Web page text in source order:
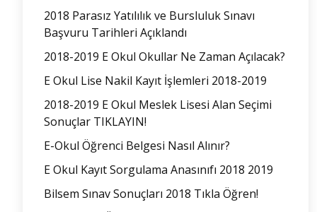
2018 Parasız Yatılılık ve Bursluluk Sınavı
Başvuru Tarihleri Açıklandı
2018-2019 E Okul Okullar Ne Zaman Açılacak?
E Okul Lise Nakil Kayıt İşlemleri 2018-2019
2018-2019 E Okul Meslek Lisesi Alan Seçimi
Sonuçlar TIKLAYIN!
E-Okul Öğrenci Belgesi Nasıl Alınır?
E Okul Kayıt Sorgulama Anasınıfı 2018 2019
Bilsem Sınav Sonuçları 2018 Tıkla Öğren!